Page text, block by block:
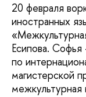
20 февраля
иностранных
Есипова.
по
магистерской